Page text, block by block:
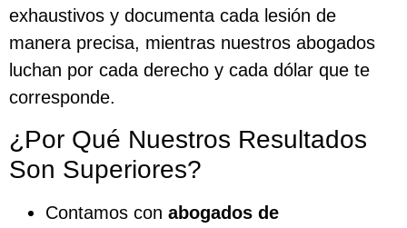
exhaustivos y documenta cada lesión de
manera precisa, mientras nuestros abogados
luchan por cada derecho y cada dólar que te
corresponde.
¿Por Qué Nuestros Resultados
Son Superiores?
Contamos con abogados de